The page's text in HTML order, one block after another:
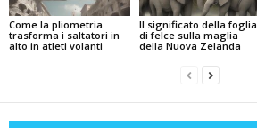
Come la pliometria
trasforma i saltatori in
alto in atleti volanti
Il significato della foglia
di felce sulla maglia
della Nuova Zelanda